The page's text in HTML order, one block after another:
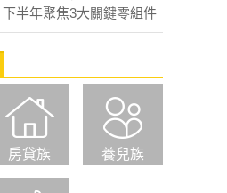
半年聚焦3大關鍵零組件
房貸族 養兒族